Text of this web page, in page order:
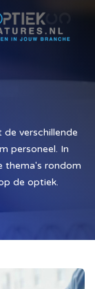
verschillende
personeel. In
thema's rondom
de optiek.